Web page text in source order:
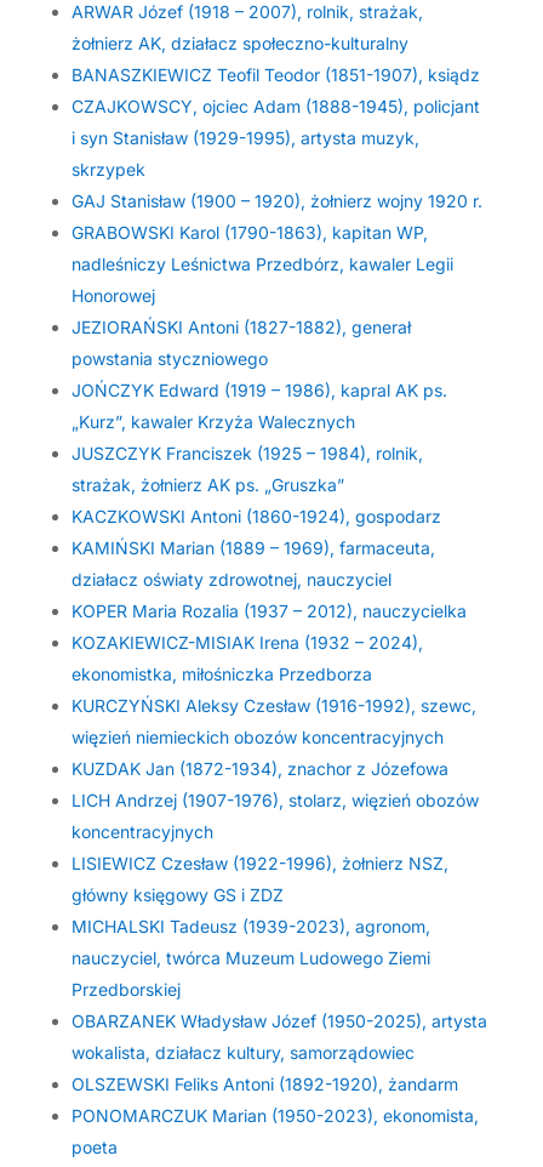
ARWAR Józef (1918 – 2007), rolnik, strażak,
żołnierz AK, działacz społeczno-kulturalny
BANASZKIEWICZ Teofil Teodor (1851-1907), ksiądz
CZAJKOWSCY, ojciec Adam (1888-1945), policjant
i syn Stanisław (1929-1995), artysta muzyk,
skrzypek
GAJ Stanisław (1900 – 1920), żołnierz wojny 1920 r.
GRABOWSKI Karol (1790-1863), kapitan WP,
nadleśniczy Leśnictwa Przedbórz, kawaler Legii
Honorowej
JEZIORAŃSKI Antoni (1827-1882), generał
powstania styczniowego
JOŃCZYK Edward (1919 – 1986), kapral AK ps.
„Kurz”, kawaler Krzyża Walecznych
JUSZCZYK Franciszek (1925 – 1984), rolnik,
strażak, żołnierz AK ps. „Gruszka”
KACZKOWSKI Antoni (1860-1924), gospodarz
KAMIŃSKI Marian (1889 – 1969), farmaceuta,
działacz oświaty zdrowotnej, nauczyciel
KOPER Maria Rozalia (1937 – 2012), nauczycielka
KOZAKIEWICZ-MISIAK Irena (1932 – 2024),
ekonomistka, miłośniczka Przedborza
KURCZYŃSKI Aleksy Czesław (1916-1992), szewc,
więzień niemieckich obozów koncentracyjnych
KUZDAK Jan (1872-1934), znachor z Józefowa
LICH Andrzej (1907-1976), stolarz, więzień obozów
koncentracyjnych
LISIEWICZ Czesław (1922-1996), żołnierz NSZ,
główny księgowy GS i ZDZ
MICHALSKI Tadeusz (1939-2023), agronom,
nauczyciel, twórca Muzeum Ludowego Ziemi
Przedborskiej
OBARZANEK Władysław Józef (1950-2025), artysta
wokalista, działacz kultury, samorządowiec
OLSZEWSKI Feliks Antoni (1892-1920), żandarm
PONOMARCZUK Marian (1950-2023), ekonomista,
poeta